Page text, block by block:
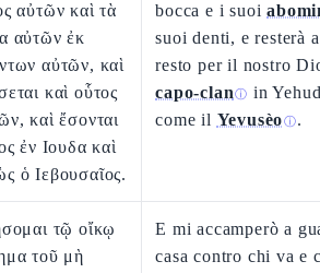
αὐτῶν καὶ τὰ
αὐτῶν ἐκ
αὐτῶν, καὶ
καὶ οὗτος
καὶ ἔσονται
ἐν Ιουδα καὶ
ὁ Ιεβουσαῖος.
bocca e i suoi
suoi denti, e resterà
resto per il nostro
capo-clan ⓘ in
come il Yevusèoⓘ.
τῷ οἴκῳ
τοῦ μὴ
E mi accamperò a
casa contro chi va e